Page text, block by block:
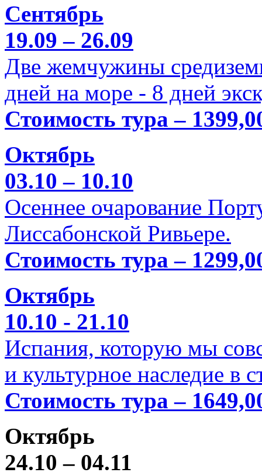
Сентябрь
19.09 – 26.09
Две жемчужины
дней на море - 8 дней
Стоимость тура –
Октябрь
03.10 – 10.10
Осеннее очарование
Лиссабонской Ривьере.
Стоимость тура –
Октябрь
10.10 - 21.10
Испания, которую мы
и культурное наследие в
Стоимость тура –
Октябрь
24.10 – 04.11